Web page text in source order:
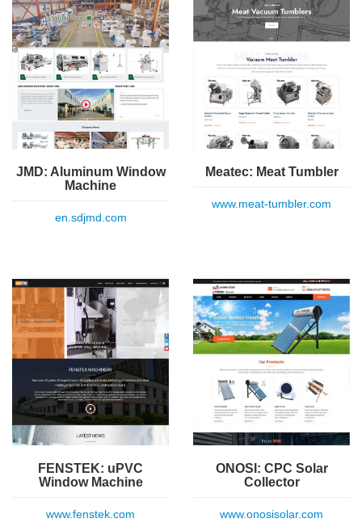
JMD: Aluminum Window
Machine
en.sdjmd.com
Meatec: Meat Tumbler
www.meat-tumbler.com
FENSTEK: uPVC
Window Machine
www.fenstek.com
ONOSI: CPC Solar
Collector
www.onosisolar.com